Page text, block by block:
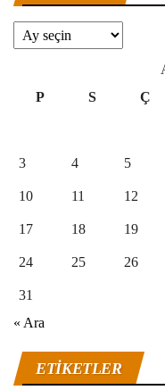
Arşivler
P
S Ç
3 4 5
10 11 12
17 18 19
24 25 26
31
« Ara
ETIKETLER